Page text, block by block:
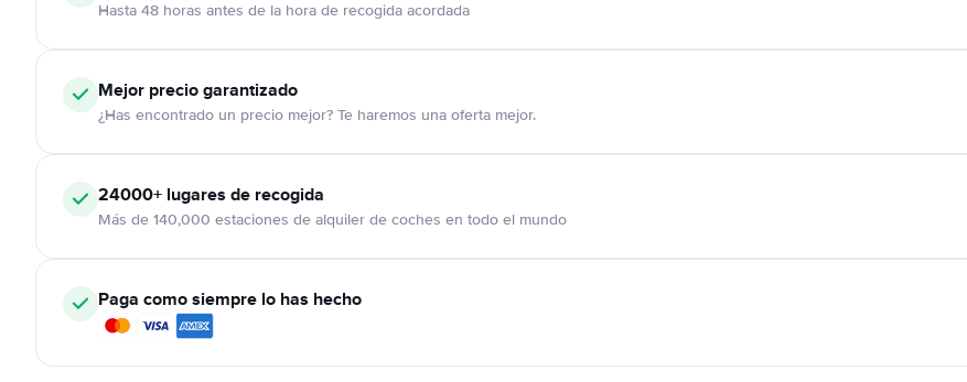
Hasta 48 horas antes de la hora de recogida acordada
Mejor precio garantizado
¿Has encontrado un precio mejor? Te haremos una oferta mejor.
24000+ lugares de recogida
Más de 140,000 estaciones de alquiler de coches en todo el mundo
Paga como siempre lo has hecho